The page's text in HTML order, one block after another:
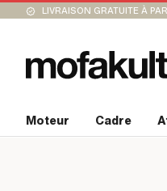
LIVRAISON GRATUITE À
Moteur Cadre